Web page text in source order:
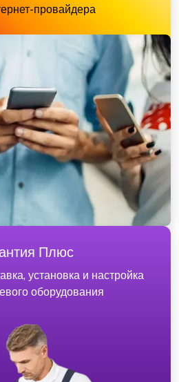
провайдера
Плюс
установка и настройка
оборудования